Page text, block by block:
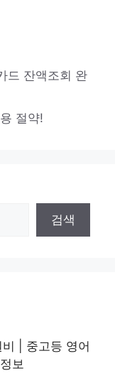
드 잔액조회 완
절약!
검색
| 중고등 영어
보